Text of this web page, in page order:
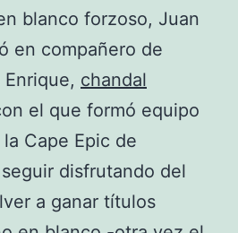
blanco forzoso, Juan
en compañero de
chandal
el que formó equipo
Cape Epic de
disfrutando del
a ganar títulos